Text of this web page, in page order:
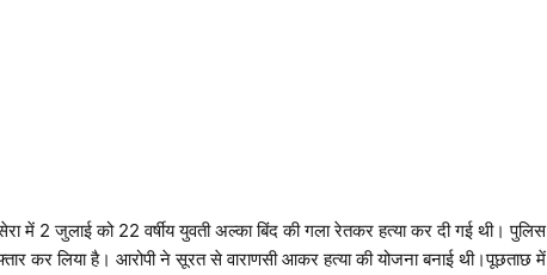
में 2 जुलाई को 22 वर्षीय युवती अल्का बिंद की गला रेतकर हत्या कर दी गई थी। पुलिस
कर लिया है। आरोपी ने सूरत से वाराणसी आकर हत्या की योजना बनाई थी।पूछताछ में